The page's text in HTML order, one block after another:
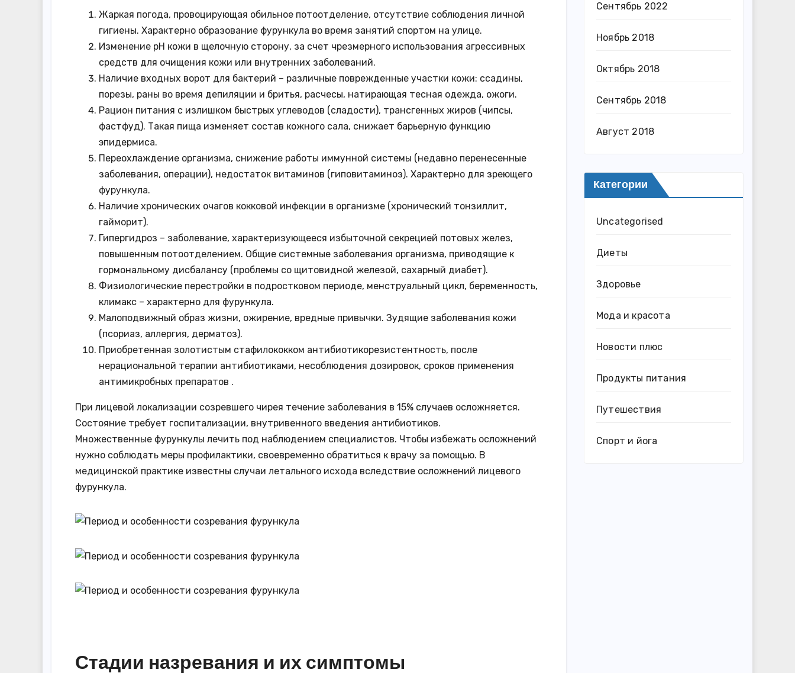
Жаркая погода, провоцирующая обильное потоотделение, отсутствие соблюдения личной
гигиены. Характерно образование фурункула во время занятий спортом на улице.
Изменение pH кожи в щелочную сторону, за счет чрезмерного использования агрессивных
средств для очищения кожи или внутренних заболеваний.
Наличие входных ворот для бактерий – различные поврежденные участки кожи: ссадины,
порезы, раны во время депиляции и бритья, расчесы, натирающая тесная одежда, ожоги.
Рацион питания с излишком быстрых углеводов (сладости), трансгенных жиров (чипсы,
фастфуд). Такая пища изменяет состав кожного сала, снижает барьерную функцию
эпидермиса.
Переохлаждение организма, снижение работы иммунной системы (недавно перенесенные
заболевания, операции), недостаток витаминов (гиповитаминоз). Характерно для зреющего
фурункула.
Наличие хронических очагов кокковой инфекции в организме (хронический тонзиллит,
гайморит).
Гипергидроз – заболевание, характеризующееся избыточной секрецией потовых желез,
повышенным потоотделением. Общие системные заболевания организма, приводящие к
гормональному дисбалансу (проблемы со щитовидной железой, сахарный диабет).
Физиологические перестройки в подростковом периоде, менструальный цикл, беременность,
климакс – характерно для фурункула.
Малоподвижный образ жизни, ожирение, вредные привычки. Зудящие заболевания кожи
(псориаз, аллергия, дерматоз).
Приобретенная золотистым стафилококком антибиотикорезистентность, после
нерациональной терапии антибиотиками, несоблюдения дозировок, сроков применения
антимикробных препаратов .
При лицевой локализации созревшего чирея течение заболевания в 15% случаев осложняется.
Состояние требует госпитализации, внутривенного введения антибиотиков.
Множественные фурункулы лечить под наблюдением специалистов. Чтобы избежать осложнений
нужно соблюдать меры профилактики, своевременно обратиться к врачу за помощью. В
медицинской практике известны случаи летального исхода вследствие осложнений лицевого
фурункула.
Стадии назревания и их симптомы
Сентябрь 2022
Ноябрь 2018
Октябрь 2018
Сентябрь 2018
Август 2018
Категории
Uncategorised
Диеты
Здоровье
Мода и красота
Новости плюс
Продукты питания
Путешествия
Спорт и йога